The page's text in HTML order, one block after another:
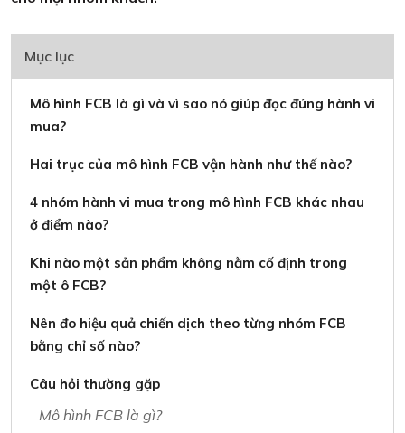
Mục lục
Mô hình FCB là gì và vì sao nó giúp đọc đúng hành vi
mua?
Hai trục của mô hình FCB vận hành như thế nào?
4 nhóm hành vi mua trong mô hình FCB khác nhau
ở điểm nào?
Khi nào một sản phẩm không nằm cố định trong
một ô FCB?
Nên đo hiệu quả chiến dịch theo từng nhóm FCB
bằng chỉ số nào?
Câu hỏi thường gặp
Mô hình FCB là gì?